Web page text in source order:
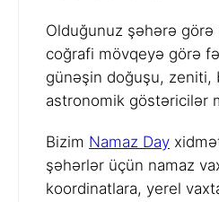
Olduğunuz şəhərə görə
coğrafi mövqeyə görə
günəşin doğuşu, zeniti,
astronomik göstəricilər
Bizim Namaz Day
şəhərlər üçün namaz
koordinatlara, yerel